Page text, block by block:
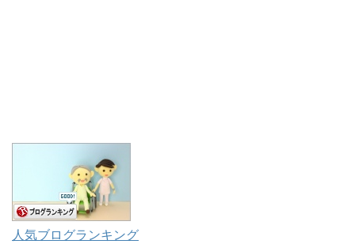
人気ブログランキング